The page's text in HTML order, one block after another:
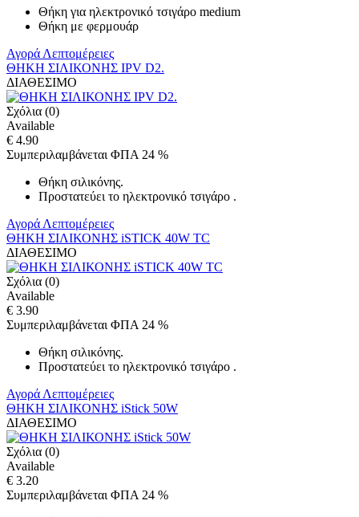
Θήκη για ηλεκτρονικό τσιγάρο medium
Θήκη με φερμουάρ
Αγορά Λεπτομέρειες
ΘΗΚΗ ΣΙΛΙΚΟΝΗΣ IPV D2.
ΔΙΑΘΕΣΙΜΟ
Σχόλια (0)
Available
€ 4.90
Συμπεριλαμβάνεται ΦΠΑ 24 %
Θήκη σιλικόνης.
Προστατεύει το ηλεκτρονικό τσιγάρο .
Αγορά Λεπτομέρειες
ΘΗΚΗ ΣΙΛΙΚΟΝΗΣ iSTICK 40W TC
ΔΙΑΘΕΣΙΜΟ
Σχόλια (0)
Available
€ 3.90
Συμπεριλαμβάνεται ΦΠΑ 24 %
Θήκη σιλικόνης.
Προστατεύει το ηλεκτρονικό τσιγάρο .
Αγορά Λεπτομέρειες
ΘΗΚΗ ΣΙΛΙΚΟΝΗΣ iStick 50W
ΔΙΑΘΕΣΙΜΟ
Σχόλια (0)
Available
€ 3.20
Συμπεριλαμβάνεται ΦΠΑ 24 %